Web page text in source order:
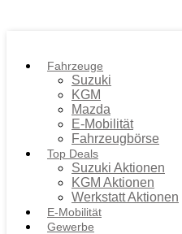
Fahrzeuge
Suzuki
KGM
Mazda
E-Mobilität
Fahrzeugbörse
Top Deals
Suzuki Aktionen
KGM Aktionen
Werkstatt Aktionen
E-Mobilität
Gewerbe